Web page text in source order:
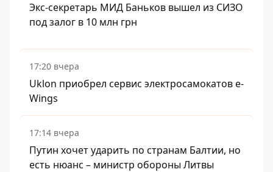
Экс-секретарь МИД Баньков вышел из СИЗО
под залог в 10 млн грн
17:20 вчера
Uklon приобрел сервис электросамокатов e-
Wings
17:14 вчера
Путин хочет ударить по странам Балтии, но
есть нюанс – министр обороны Литвы